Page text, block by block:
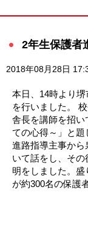
2年生保護者
2018年08月28日
本日、14時より
を行いました。
舎長を講師を招い
ての心得～」と題
進路指導主事か
いて話をし、そ
明をしました。
が約300名の保護